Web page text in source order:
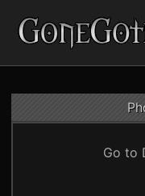
Go to